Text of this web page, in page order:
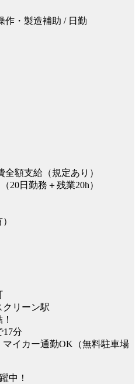
作・製造補助 / 日勤
額支給（規定あり）
20日勤務＋残業20h）
リーン駅
17分
イカー通勤OK（無料駐車場
中！